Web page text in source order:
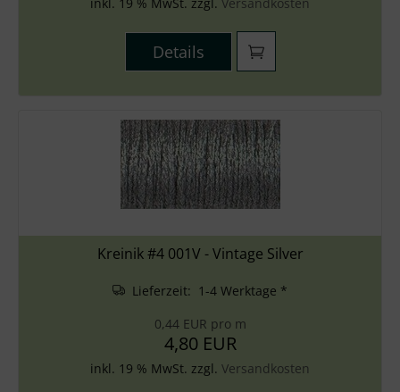
Details
Kreinik #4 001V - Vintage Silver
Lieferzeit: 1-4 Werktage *
0,44 EUR pro m
4,80 EUR
inkl. 19 % MwSt. zzgl. Versandkosten